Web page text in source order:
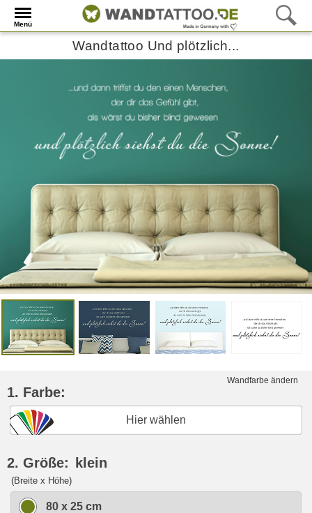
Menü
Wandtattoo Und plötzlich...
Wandfarbe ändern
1. Farbe:
Hier wählen
2. Größe: klein
(Breite x Höhe)
80 x 25 cm